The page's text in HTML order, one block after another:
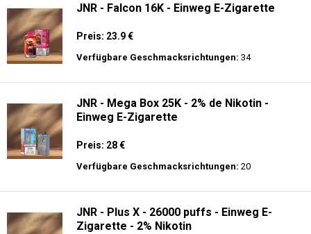
JNR - Falcon 16K - Einweg E-Zigarette
Preis: 23.9 €
Verfügbare Geschmacksrichtungen: 34
JNR - Mega Box 25K - 2% de Nikotin -
Einweg E-Zigarette
Preis: 28 €
Verfügbare Geschmacksrichtungen: 20
JNR - Plus X - 26000 puffs - Einweg E-
Zigarette - 2% Nikotin